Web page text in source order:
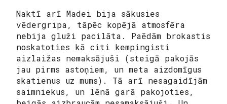
Naktī arī Madei bija sākusies
vēdergripa, tāpēc kopējā atmosfēra
nebija gluži pacilāta. Paēdām brokastis
noskatoties kā citi kempingisti
aizlaižas nemaksājuši (steigā pakojās
jau pirms astoņiem, un meta aizdomīgus
skatienus uz mums). Tā arī nesagaidījām
saimniekus, un lēnā garā pakojoties,